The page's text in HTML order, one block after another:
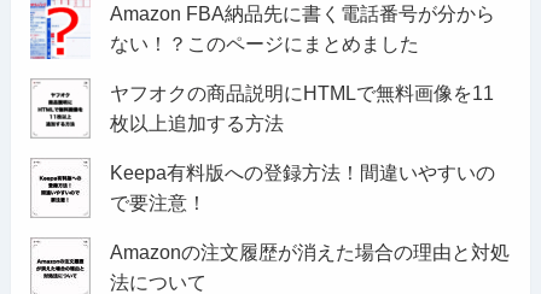
Amazon FBA納品先に書く電話番号が分から
ない！？このページにまとめました
ヤフオクの商品説明にHTMLで無料画像を11
枚以上追加する方法
Keepa有料版への登録方法！間違いやすいの
で要注意！
Amazonの注文履歴が消えた場合の理由と対処
法について